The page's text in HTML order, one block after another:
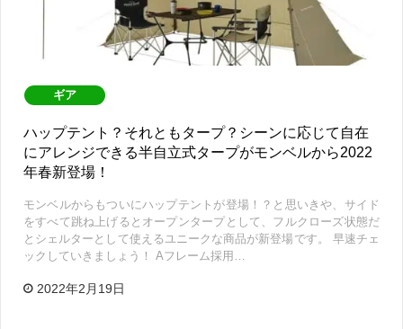
ギア
ハップテント？それともタープ？シーンに応じて自在
にアレンジできる半自立式タープがモンベルから2022
年春新登場！
モンベルからもついにハップテントが登場！？と思いきや、サイド
をすべて跳ね上げるとオープンタープとして、フルクローズ状態だ
とシェルターとして使えるユニークな商品が新登場です。 早速チェ
ックしていきましょう！ Aフレーム採用…
2022年2月19日